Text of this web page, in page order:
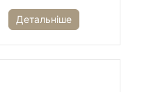
Детальніше